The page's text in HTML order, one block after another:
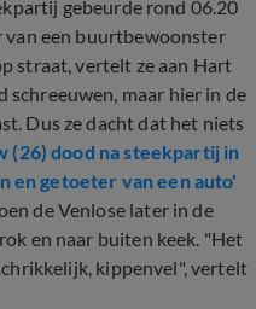
gebeurde rond 06.20
van een buurtbewoonster
straat, vertelt ze aan Hart
schreeuwen, maar hier in de
Dus ze dacht dat het niets
(26) dood na steekpartij in
en getoeter van een auto'
de Venlose later in de
en naar buiten keek. "Het
kippenvel", vertelt